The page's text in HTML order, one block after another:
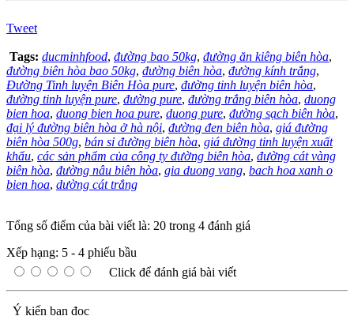
Tweet
Tags: ducminhfood, đường bao 50kg, đường ăn kiêng biên hòa,
đường biên hòa bao 50kg, đường biên hòa, đường kính trắng,
Đường Tinh luyện Biên Hòa pure, đường tinh luyện biên hòa,
đường tinh luyện pure, đường pure, đường trắng biên hòa, duong
bien hoa, duong bien hoa pure, duong pure, đường sạch biên hòa,
đại lý đường biên hòa ở hà nội, đường đen biên hòa, giá đường
biên hòa 500g, bán sỉ đường biên hòa, giá đường tinh luyện xuất
khẩu, các sản phẩm của công ty đường biên hòa, đường cát vàng
biên hòa, đường nâu biên hòa, gia duong vang, bach hoa xanh o
bien hoa, dường cát trắng
Tổng số điểm của bài viết là: 20 trong 4 đánh giá
Xếp hạng: 5 - 4 phiếu bầu
Click để đánh giá bài viết
Ý kiến bạn đọc